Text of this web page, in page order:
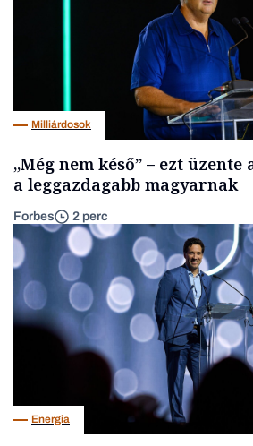
Milliárdosok
„Még nem késő” – ezt
a leggazdagabb magyarnak
Forbes 2 perc
Energia